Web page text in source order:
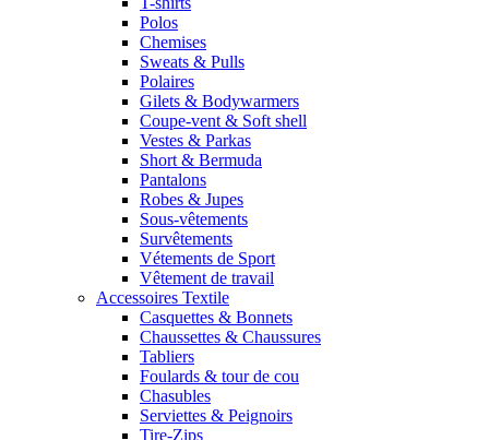
Polos
Chemises
Sweats & Pulls
Polaires
Gilets & Bodywarmers
Coupe-vent & Soft shell
Vestes & Parkas
Short & Bermuda
Pantalons
Robes & Jupes
Sous-vêtements
Survêtements
Vétements de Sport
Vêtement de travail
Accessoires Textile
Casquettes & Bonnets
Chaussettes & Chaussures
Tabliers
Foulards & tour de cou
Chasubles
Serviettes & Peignoirs
Tire-Zips